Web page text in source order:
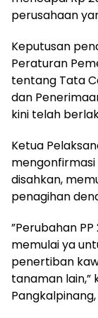
perusahaan
​Keputusan
Peraturan
tentang Tata
dan
kini telah
​Ketua
disahkan,
penagihan
​”Perubahan
memulai ya
penertiban
tanaman